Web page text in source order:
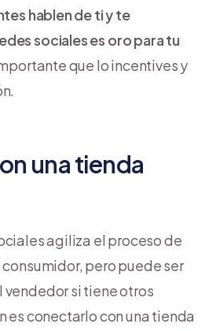
hablen de ti y te
sociales es oro para tu
que lo incentives y
una tienda
agiliza el proceso de
pero puede ser
si tiene otros
es conectarlo con una tienda